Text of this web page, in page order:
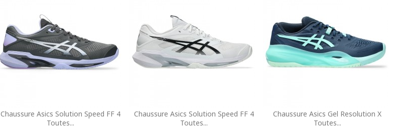
Chaussure Asics Solution Speed FF 4
Toutes...
Chaussure Asics Solution Speed FF 4
Toutes...
Chaussure Asics Gel Resolution X
Toutes...